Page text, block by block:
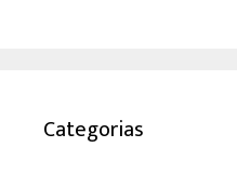
Categorias